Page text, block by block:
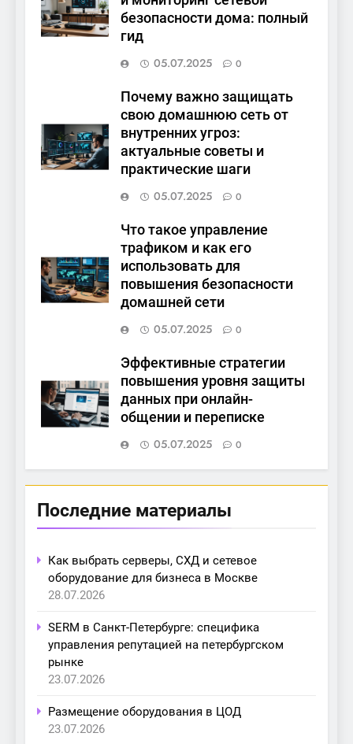
безопасности дома: полный
гид
05.07.2025
0
Почему важно защищать
свою домашнюю сеть от
внутренних угроз:
актуальные советы и
практические шаги
05.07.2025
0
Что такое управление
трафиком и как его
использовать для
повышения безопасности
домашней сети
05.07.2025
0
Эффективные стратегии
повышения уровня защиты
данных при онлайн-
общении и переписке
05.07.2025
0
Последние материалы
Как выбрать серверы, СХД и сетевое
оборудование для бизнеса в Москве
28.07.2026
SERM в Санкт-Петербурге: специфика
управления репутацией на петербургском
рынке
23.07.2026
Размещение оборудования в ЦОД
23.07.2026